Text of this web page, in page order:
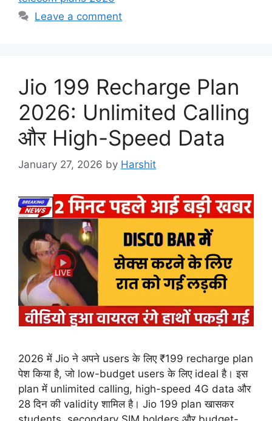
Leave a comment
Jio 199 Recharge Plan
2026: Unlimited Calling
और High-Speed Data
January 27, 2026 by Harshit
2026 में Jio ने अपने users के लिए ₹199 recharge plan
पेश किया है, जो low-budget users के लिए ideal है। इस
plan में unlimited calling, high-speed 4G data और
28 दिन की validity शामिल है। Jio 199 plan खासकर